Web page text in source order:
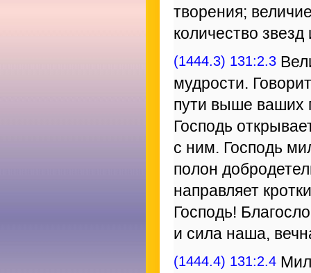
творения;
количество
(1444.3) 131:2.3
мудрости.
пути выше ваших
Господь
с ним. Господь
полон
направляет
Господь!
и сила наша,
(1444.4) 131:2.4